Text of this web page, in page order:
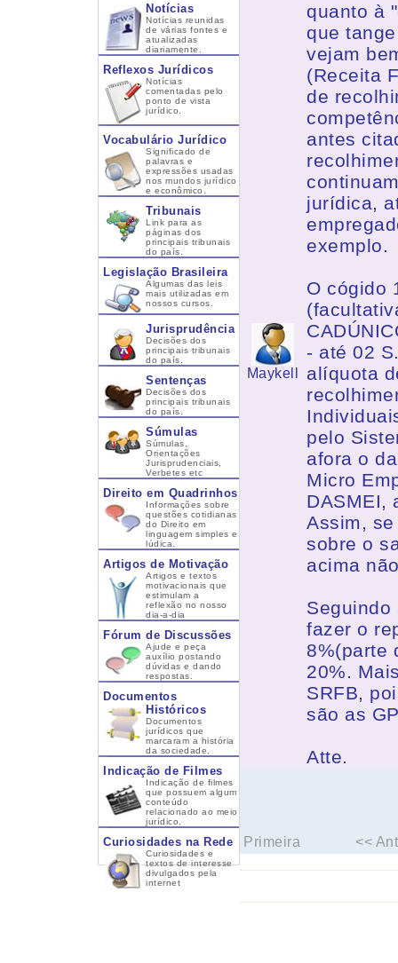
Notícias
Notícias reunidas
de várias fontes e
atualizadas
diariamente.
Reflexos Jurídicos
Notícias
comentadas pelo
ponto de vista
jurídico.
Vocabulário Jurídico
Significado de
palavras e
expressões usadas
nos mundos jurídico
e econômico.
Tribunais
Link para as
páginas dos
principais tribunais
do país.
Legislação Brasileira
Algumas das leis
mais utilizadas em
nossos cursos.
Jurisprudência
Decisões dos
principais tribunais
do país.
Sentenças
Decisões dos
principais tribunais
do país.
Súmulas
Súmulas,
Orientações
Jurisprudenciais,
Verbetes etc
Direito em Quadrinhos
Informações sobre
questões cotidianas
do Direito em
linguagem simples e
lúdica.
Artigos de Motivação
Artigos e textos
motivacionais que
estimulam a
reflexão no nosso
dia-a-dia
Fórum de Discussões
Ajude e peça
auxílio postando
dúvidas e dando
respostas.
Documentos
Históricos
Documentos
jurídicos que
marcaram a história
da sociedade.
Indicação de Filmes
Indicação de filmes
que possuem algum
conteúdo
relacionado ao meio
jurídico.
Curiosidades na Rede
Curiosidades e
textos de interesse
divulgados pela
internet
Maykell
quanto à
que
vejam
(Receita
de
antes
jurídica,
exemplo.
O cógido
- até 02
alíquota
pelo
afora o
Micro
DASMEI,
Assim,
sobre o
acima
Seguindo
fazer o
8%(parte
20%.
SRFB,
são as
Atte.
Primeira <<